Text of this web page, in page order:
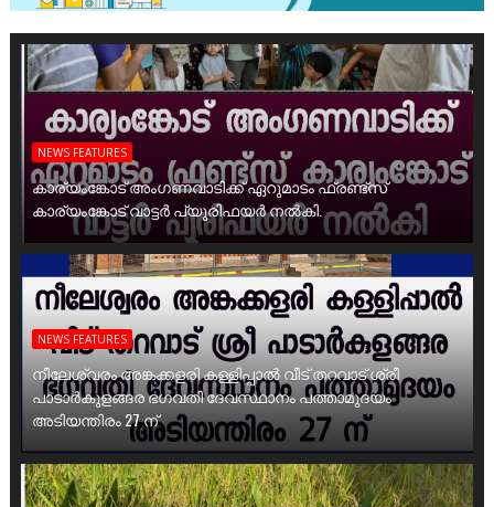
NEWS FEATURES
കാര്യംങ്കോട് അംഗണവാടിക്ക് ഏറുമാടം ഫ്രണ്ട്സ്
കാര്യംങ്കോട് വാട്ടർ പ്യൂരിഫയർ നൽകി.
NEWS FEATURES
നീലേശ്വരം അങ്കക്കളരി കള്ളിപ്പാൽ വീട് തറവാട് ശ്രീ
പാടാർകുളങ്ങര ഭഗവതി ദേവസ്ഥാനം പത്താമുദയം
അടിയന്തിരം 27 ന്